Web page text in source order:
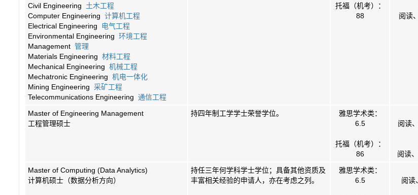
Civil Engineering 土木工程
Computer Engineering 计算机工程
Electrical Engineering 电气工程
Environmental Engineering 环境工程
Management 管理
Materials Engineering 材料工程
Mechanical Engineering 机械工程
Mechatronic Engineering 机电一体化
Mining Engineering 采矿工程
Telecommunications Engineering 通信工程
托福（机考）：
88
阅读
Master of Engineering Management
工程管理硕士
持四年制工学学士荣誉学位。
雅思学术类：
6.5
托福（机考）：
86
阅读
阅读
Master of Computing (Data Analytics)
计算机硕士（数据分析方向）
持任三年何学科学士学位；具备其他资质及
丰富相关经验的申请人，亦在考虑之列。
雅思学术类：
6.5
阅读